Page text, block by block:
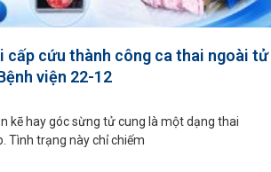
cấp cứu thành công ca thai ngoài tử
viện 22-12
kẽ hay góc sừng tử cung là một dạng thai
Tình trạng này chỉ chiếm